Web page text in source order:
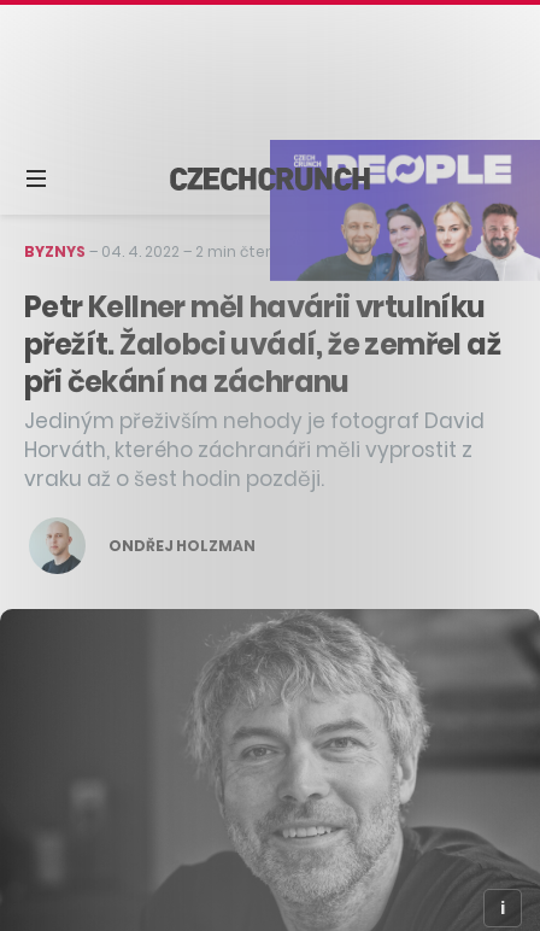
BYZNYS – 04. 4. 2022 – 2 min čtení
Petr Kellner měl havárii vrtulníku
přežít. Žalobci uvádí, že zemřel až
při čekání na záchranu
Jediným přeživším nehody je fotograf David
Horváth, kterého záchranáři měli vyprostit z
vraku až o šest hodin později.
ONDŘEJ HOLZMAN